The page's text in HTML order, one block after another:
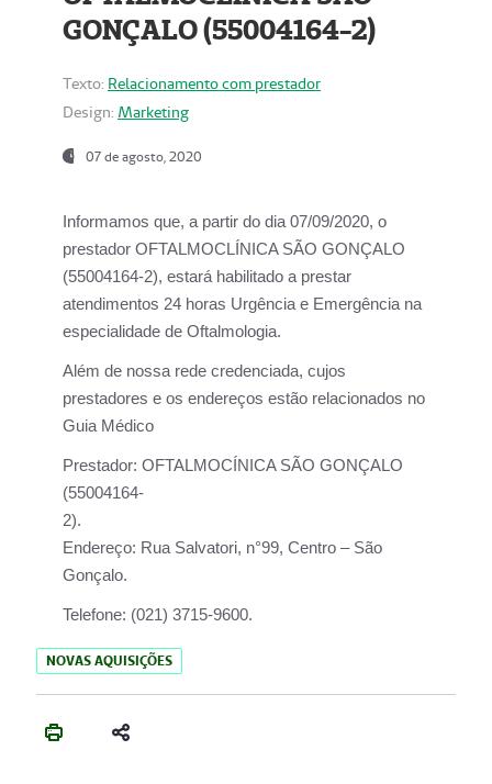
GONÇALO (55004164-2)
Texto: Relacionamento com prestador
Design: Marketing
07 de agosto, 2020
Informamos que, a partir do dia 07/09/2020, o
prestador OFTALMOCLÍNICA SÃO GONÇALO
(55004164-2), estará habilitado a prestar
atendimentos 24 horas Urgência e Emergência na
especialidade de Oftalmologia.
Além de nossa rede credenciada, cujos
prestadores e os endereços estão relacionados no
Guia Médico
Prestador: OFTALMOCÍNICA SÃO GONÇALO
(55004164-
2).
Endereço: Rua Salvatori, n°99, Centro – São
Gonçalo.
Telefone: (021) 3715-9600.
NOVAS AQUISIÇÕES